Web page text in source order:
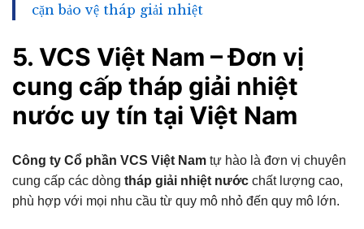
cặn bảo vệ tháp giải nhiệt
5. VCS Việt Nam – Đơn vị
cung cấp tháp giải nhiệt
nước uy tín tại Việt Nam
Công ty Cổ phần VCS Việt Nam tự hào là đơn vị chuyên
cung cấp các dòng tháp giải nhiệt nước chất lượng cao,
phù hợp với mọi nhu cầu từ quy mô nhỏ đến quy mô lớn.